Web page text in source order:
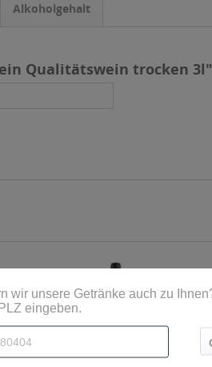
Alkoholgehalt
Qualitätswein trocken 3l"